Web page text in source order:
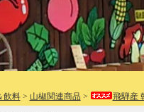
飲料> 山椒関連商品 > 飛騨産